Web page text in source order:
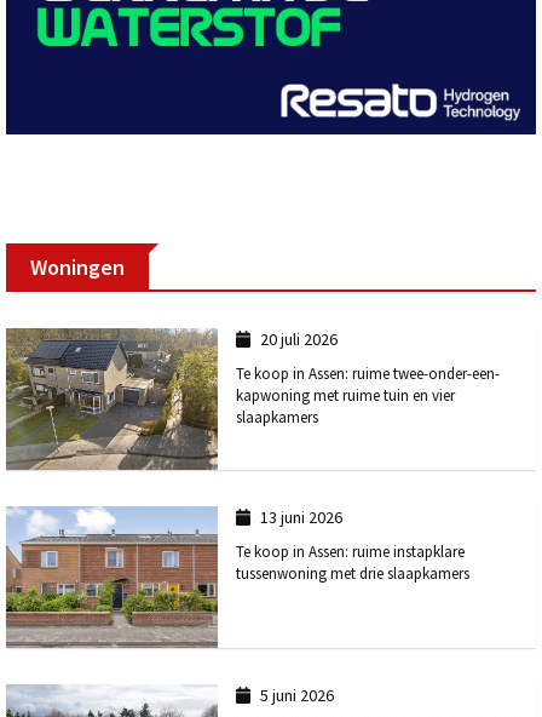
Woningen
20 juli 2026
Te koop in Assen: ruime twee-onder-een-
kapwoning met ruime tuin en vier
slaapkamers
13 juni 2026
Te koop in Assen: ruime instapklare
tussenwoning met drie slaapkamers
5 juni 2026